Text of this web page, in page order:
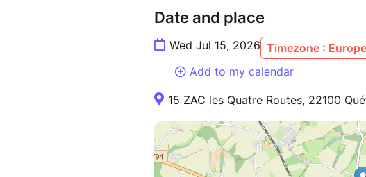
Maintenant que tu as toutes les infos,
Date and place
Wed Jul 15, 2026 Timezone :
Add to my calendar
15 ZAC les Quatre Routes, 22100